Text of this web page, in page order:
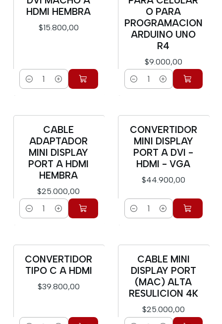
HDMI HEMBRA
$15.800,00
Cantidad
O PARA
PROGRAMACION
ARDUINO UNO
R4
$9.000,00
Cantidad
CABLE
ADAPTADOR
MINI DISPLAY
PORT A HDMI
HEMBRA
$25.000,00
Cantidad
CONVERTIDOR
MINI DISPLAY
PORT A DVI -
HDMI - VGA
$44.900,00
Cantidad
CONVERTIDOR
TIPO C A HDMI
$39.800,00
CABLE MINI
DISPLAY PORT
(MAC) ALTA
RESULICION 4K
$25.000,00